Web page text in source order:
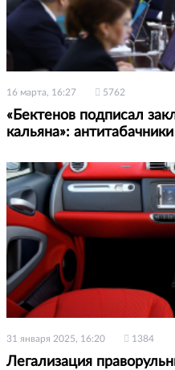
16 марта, 16:27 5762
«Бектенов подписал
кальяна»:
31 января 2025, 16:20 1384
Легализация